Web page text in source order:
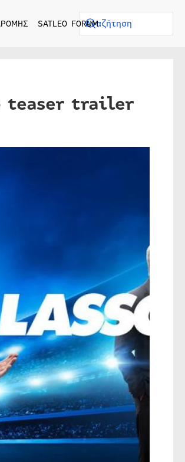
SATLEO FORUM
teaser trailer